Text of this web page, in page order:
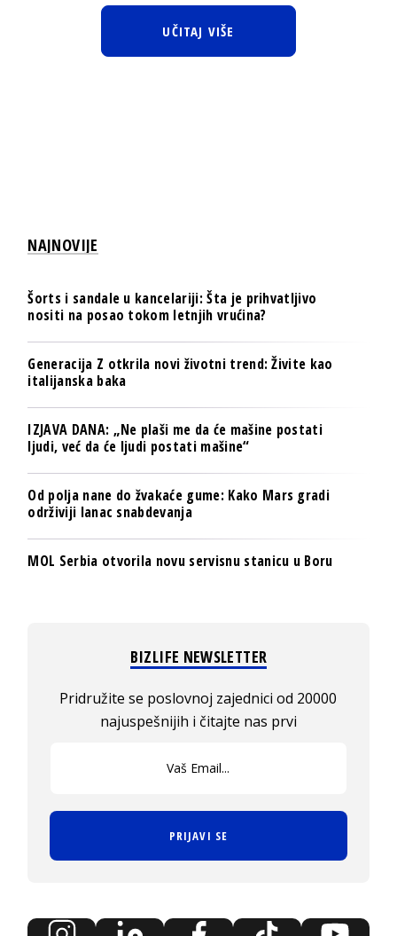
UČITAJ VIŠE
NAJNOVIJE
Šorts i sandale u kancelariji: Šta je prihvatljivo
nositi na posao tokom letnjih vrućina?
Generacija Z otkrila novi životni trend: Živite kao
italijanska baka
IZJAVA DANA: „Ne plaši me da će mašine postati
ljudi, već da će ljudi postati mašine“
Od polja nane do žvakaće gume: Kako Mars gradi
održiviji lanac snabdevanja
MOL Serbia otvorila novu servisnu stanicu u Boru
BIZLIFE NEWSLETTER
Pridružite se poslovnoj zajednici od 20000
najuspešnijih i čitajte nas prvi
PRIJAVI SE